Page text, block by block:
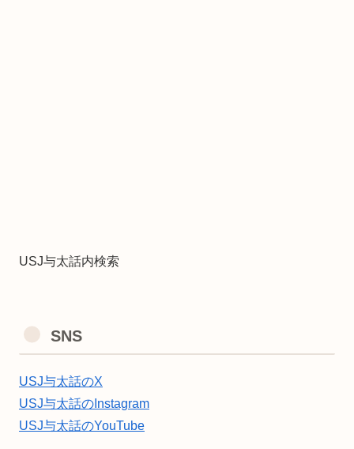
USJ与太話内検索
SNS
USJ与太話のX
USJ与太話のInstagram
USJ与太話のYouTube